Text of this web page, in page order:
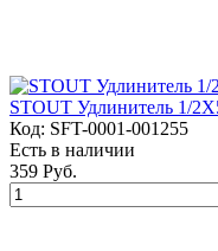
STOUT Удлинитель 1/
Код: SFT-0001-001255
Есть в наличии
359 Руб.